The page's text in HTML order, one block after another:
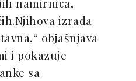
namirnica,
izrada
objašnjava
i pokazuje
sa